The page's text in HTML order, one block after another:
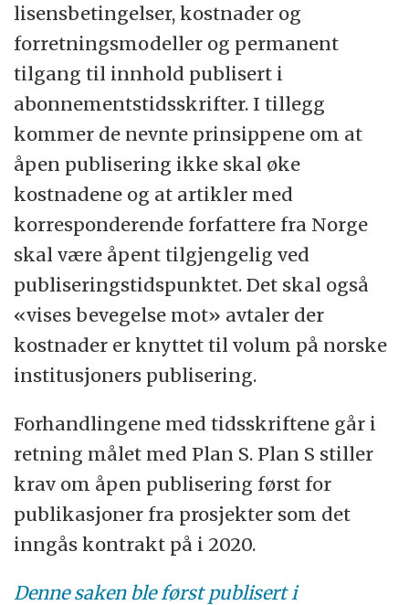
lisensbetingelser, kostnader og
forretningsmodeller og permanent
tilgang til innhold publisert i
abonnementstidsskrifter. I tillegg
kommer de nevnte prinsippene om at
åpen publisering ikke skal øke
kostnadene og at artikler med
korresponderende forfattere fra Norge
skal være åpent tilgjengelig ved
publiseringstidspunktet. Det skal også
«vises bevegelse mot» avtaler der
kostnader er knyttet til volum på norske
institusjoners publisering.
Forhandlingene med tidsskriftene går i
retning målet med Plan S. Plan S stiller
krav om åpen publisering først for
publikasjoner fra prosjekter som det
inngås kontrakt på i 2020.
Denne saken ble først publisert i